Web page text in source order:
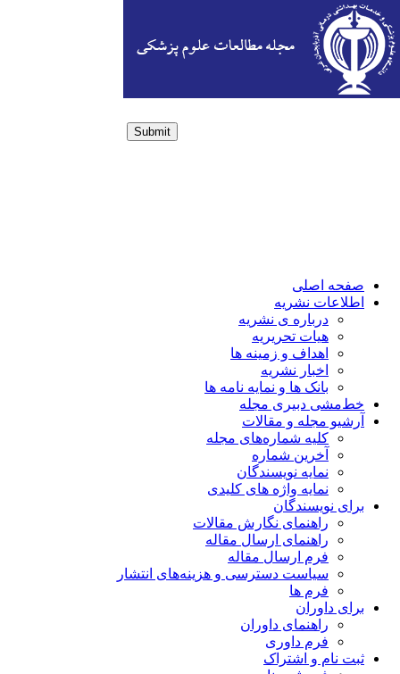
Submit
صفحه اصلی
اطلاعات نشریه
درباره ی نشریه
هیات تحریریه
اهداف و زمینه ها
اخبار نشریه
بانک ها و نمایه نامه ها
خط‌مشی دبیری مجله
آرشیو مجله و مقالات
کلیه شماره‌های مجله
آخرین شماره
نمایه نویسندگان
نمایه واژه های کلیدی
برای نویسندگان
راهنمای نگارش مقالات
راهنمای ارسال مقاله
فرم ارسال مقاله
سیاست دسترسی و هزینه‌های انتشار
فرم ها
برای داوران
راهنمای داوران
فرم داوری
ثبت نام و اشتراک